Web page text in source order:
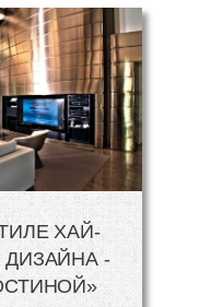
ХАЙ-
ДИЗАЙНА -